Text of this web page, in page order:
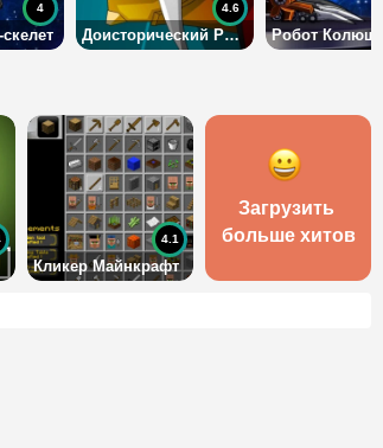
4
Доисторический Робот Волк
4.6
Кликер Майнкрафт
4.1
Загрузить
больше хитов